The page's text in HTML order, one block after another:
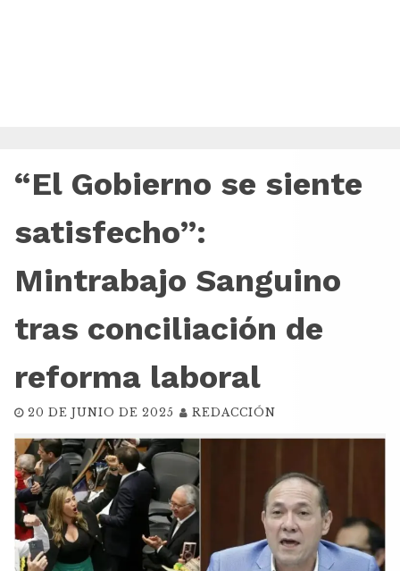
“El Gobierno se siente
satisfecho”:
Mintrabajo Sanguino
tras conciliación de
reforma laboral
20 DE JUNIO DE 2025 REDACCIÓN